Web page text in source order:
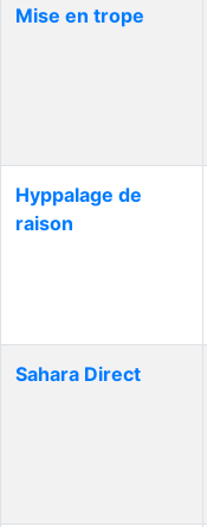
Mise en trope
Hyppalage de
raison
Sahara Direct